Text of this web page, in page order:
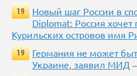
19
Новый шаг России в
Diplomat: Россия
Курильских островов имя
19
Германия не может
Украине, заявил МИД